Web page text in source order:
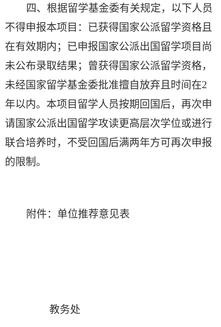
四、根据留学基金委有关规定，以下人员
不得申报本项目：已获得国家公派留学资格且
在有效期内；已申报国家公派出国留学项目尚
未公布录取结果；曾获得国家公派留学资格，
未经国家留学基金委批准擅自放弃且时间在2
年以内。本项目留学人员按期回国后，再次申
请国家公派出国留学攻读更高层次学位或进行
联合培养时，不受回国后满两年方可再次申报
的限制。
附件：单位推荐意见表
教务处